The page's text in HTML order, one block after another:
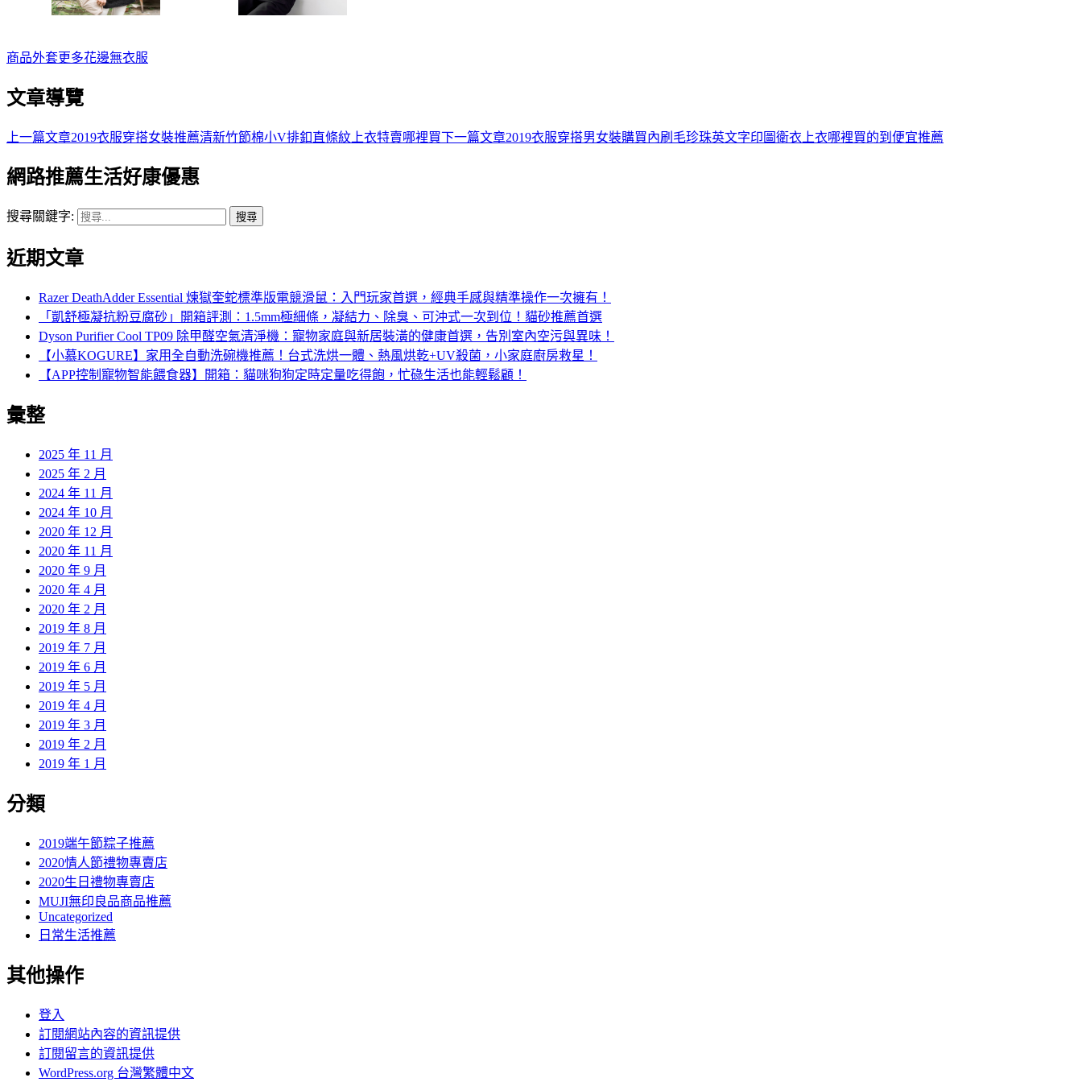
商品外套更多花邊無衣服
文章導覽
上一篇文章2019衣服穿搭女裝推薦清新竹節棉小V排釦直條紋上衣特賣哪裡買下一篇文章2019衣服穿搭男女裝購買內刷毛珍珠英文字印圖衛衣上衣哪裡買的到便宜推薦
網路推薦生活好康優惠
搜尋關鍵字:
近期文章
Razer DeathAdder Essential 煉獄奎蛇標準版電競滑鼠：入門玩家首選，經典手感與精準操作一次擁有！
「凱舒極凝抗粉豆腐砂」開箱評測：1.5mm極細條，凝結力、除臭、可沖式一次到位！貓砂推薦首選
Dyson Purifier Cool TP09 除甲醛空氣清淨機：寵物家庭與新居裝潢的健康首選，告別室內空污與異味！
【小慕KOGURE】家用全自動洗碗機推薦！台式洗烘一體、熱風烘乾+UV殺菌，小家庭廚房救星！
【APP控制寵物智能餵食器】開箱：貓咪狗狗定時定量吃得飽，忙碌生活也能輕鬆顧！
彙整
2025 年 11 月
2025 年 2 月
2024 年 11 月
2024 年 10 月
2020 年 12 月
2020 年 11 月
2020 年 9 月
2020 年 4 月
2020 年 2 月
2019 年 8 月
2019 年 7 月
2019 年 6 月
2019 年 5 月
2019 年 4 月
2019 年 3 月
2019 年 2 月
2019 年 1 月
分類
2019端午節粽子推薦
2020情人節禮物專賣店
2020生日禮物專賣店
MUJI無印良品商品推薦
Uncategorized
日常生活推薦
其他操作
登入
訂閱網站內容的資訊提供
訂閱留言的資訊提供
WordPress.org 台灣繁體中文